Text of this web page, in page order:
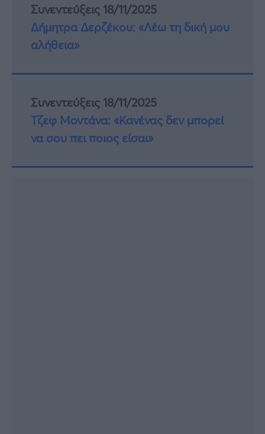
Συνεντεύξεις 18/11/2025
Δήμητρα Δερζέκου: «Λέω τη δική μου
αλήθεια»
Συνεντεύξεις 18/11/2025
Τζεφ Μοντάνα: «Κανένας δεν μπορεί
να σου πει ποιος είσαι»